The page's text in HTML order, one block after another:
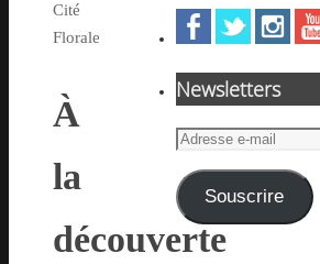
Cité
Florale
À
la
découverte
Newsletters
Adresse
mail Souscrire